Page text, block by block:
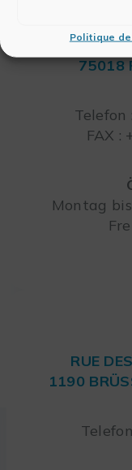
Politique
75018
FAX :
Montag
RUE
1190